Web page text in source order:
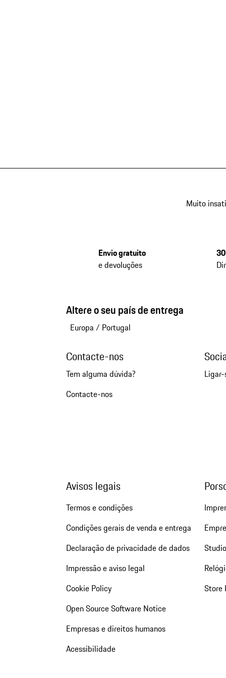
Muito
Envio gratuito
e devoluções
Altere o seu país de entrega
Europa / Portugal
Contacte-nos
Tem alguma dúvida?
Contacte-nos
Avisos legais
Termos e condições
Condições gerais de venda e entrega
Declaração de privacidade de dados
Impressão e aviso legal
Cookie Policy
Open Source Software Notice
Empresas e direitos humanos
Acessibilidade
Store